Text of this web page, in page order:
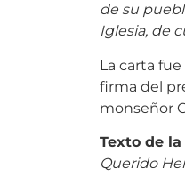
de su
Iglesia, de
La carta
firma del
monseñor
Texto de
Querido